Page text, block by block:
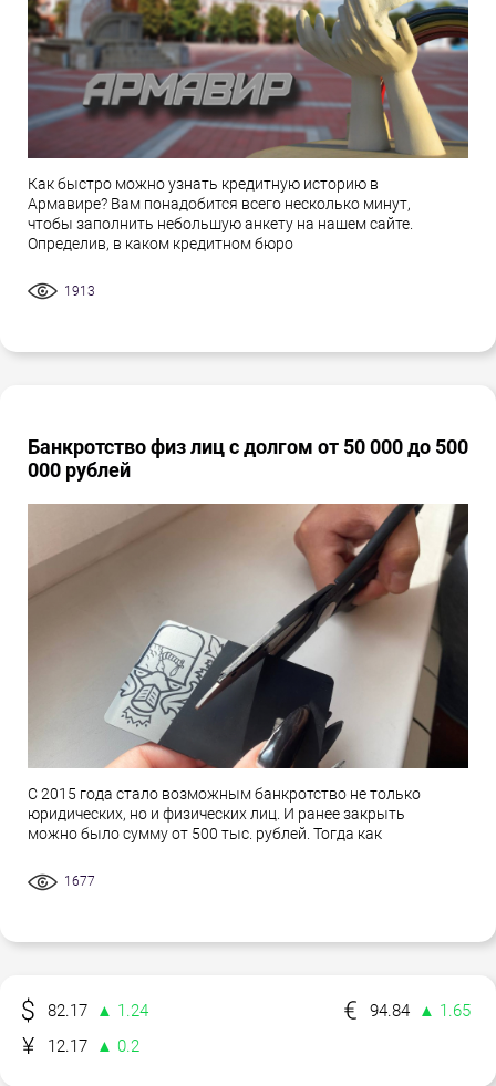
Как быстро можно узнать кредитную историю в
Армавире? Вам понадобится всего несколько минут,
чтобы заполнить небольшую анкету на нашем сайте.
Определив, в каком кредитном бюро
1913
Банкротство физ лиц с долгом от 50 000 до 500
000 рублей
С 2015 года стало возможным банкротство не только
юридических, но и физических лиц. И ранее закрыть
можно было сумму от 500 тыс. рублей. Тогда как
1677
82.17 ▲ 1.24 94.84
▲ 1.65
12.17
▲ 0.2